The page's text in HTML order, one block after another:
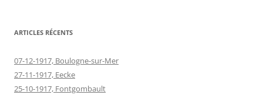
ARTICLES RÉCENTS
07-12-1917, Boulogne-sur-Mer
27-11-1917, Eecke
25-10-1917, Fontgombault